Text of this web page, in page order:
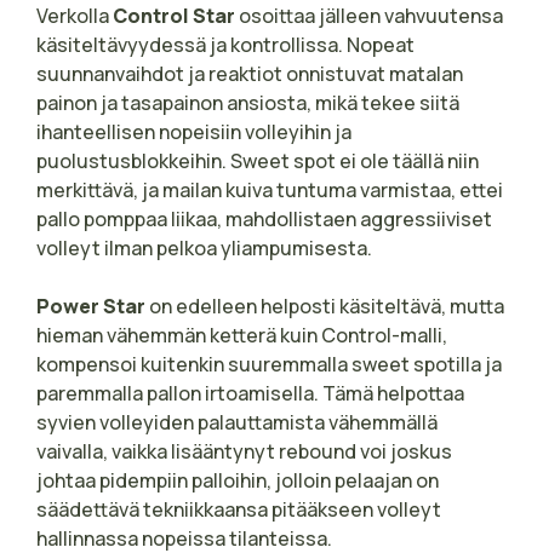
VerkollaControl Star osoittaa jälleen vahvuutensa
käsiteltävyydessä ja kontrollissa. Nopeat
suunnanvaihdot ja reaktiot onnistuvat matalan
painon ja tasapainon ansiosta, mikä tekee siitä
ihanteellisen nopeisiin volleyihin ja
puolustusblokkeihin. Sweet spot ei ole täällä niin
merkittävä, ja mailan kuiva tuntuma varmistaa, ettei
pallo pomppaa liikaa, mahdollistaen aggressiiviset
volleyt ilman pelkoa yliampumisesta.
Power Star on edelleen helposti käsiteltävä, mutta
hieman vähemmän ketterä kuin Control-malli,
kompensoi kuitenkin suuremmalla sweet spotilla ja
paremmalla pallon irtoamisella. Tämä helpottaa
syvien volleyiden palauttamista vähemmällä
vaivalla, vaikka lisääntynyt rebound voi joskus
johtaa pidempiin palloihin, jolloin pelaajan on
säädettävä tekniikkaansa pitääkseen volleyt
hallinnassa nopeissa tilanteissa.